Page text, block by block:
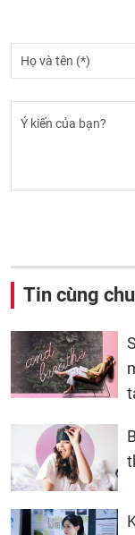
Tin cùng